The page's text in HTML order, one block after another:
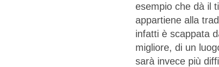
esempio che dà il
appartiene alla
infatti è scappata
migliore, di un
sarà invece più